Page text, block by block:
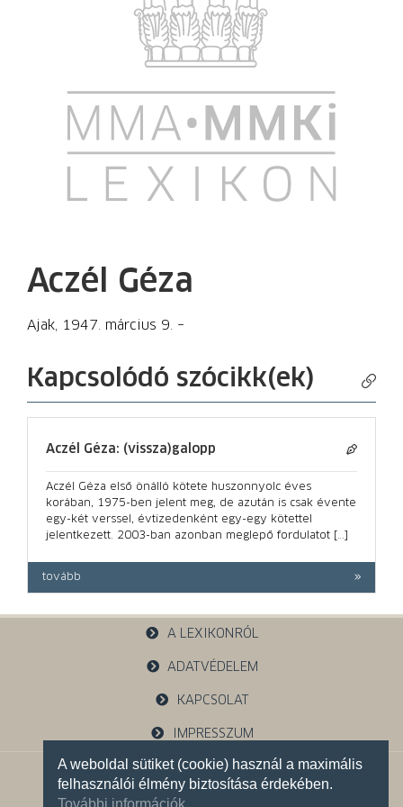
A weboldal sütiket (cookie) használ a maximális
felhasználói élmény biztosítása érdekében.
További információk
Aczél Géza
Ajak, 1947. március 9. –
Kapcsolódó szócikk(ek)
Aczél Géza: (vissza)galopp
Aczél Géza első önálló kötete huszonnyolc éves
korában, 1975-ben jelent meg, de azután is csak évente
egy-két verssel, évtizedenként egy-egy kötettel
jelentkezett. 2003-ban azonban meglepő fordulatot […]
tovább
A LEXIKONRÓL
ADATVÉDELEM
KAPCSOLAT
IMPRESSZUM
1121 Budapest, Budakeszi u. 38.
+36 30 785 5595